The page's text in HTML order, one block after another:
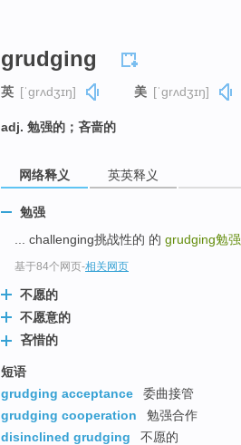
grudging
英 [ˈɡrʌdʒɪŋ] 美 [ˈɡrʌdʒɪŋ]
adj. 勉强的；吝啬的
网络释义 英英释义
勉强
... challenging挑战性的 的 grudging勉强
基于84个网页-相关网页
不愿的
不愿意的
吝惜的
短语
grudging acceptance
委曲接管
grudging cooperation
勉强合作
disinclined grudging
不愿的